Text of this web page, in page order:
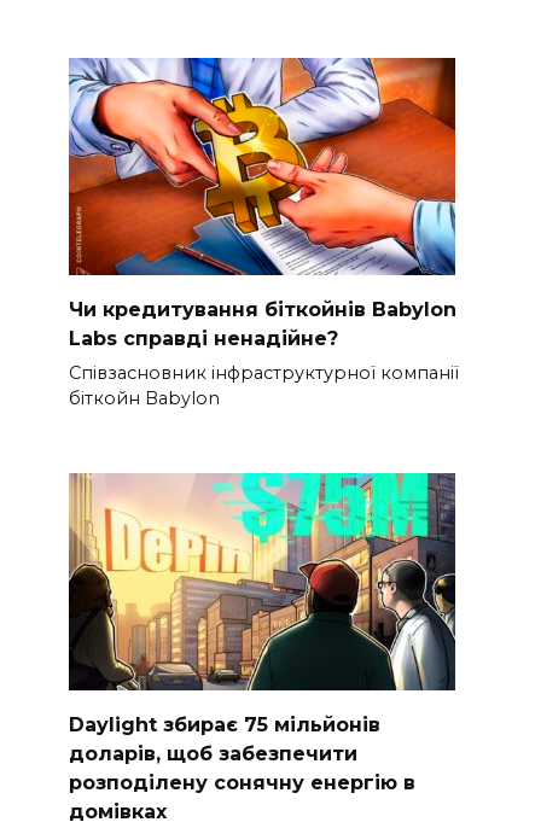
Чи кредитування біткойнів Babylon
Labs справді ненадійне?
Співзасновник інфраструктурної компанії
біткойн Babylon
Daylight збирає 75 мільйонів
доларів, щоб забезпечити
розподілену сонячну енергію в
домівках